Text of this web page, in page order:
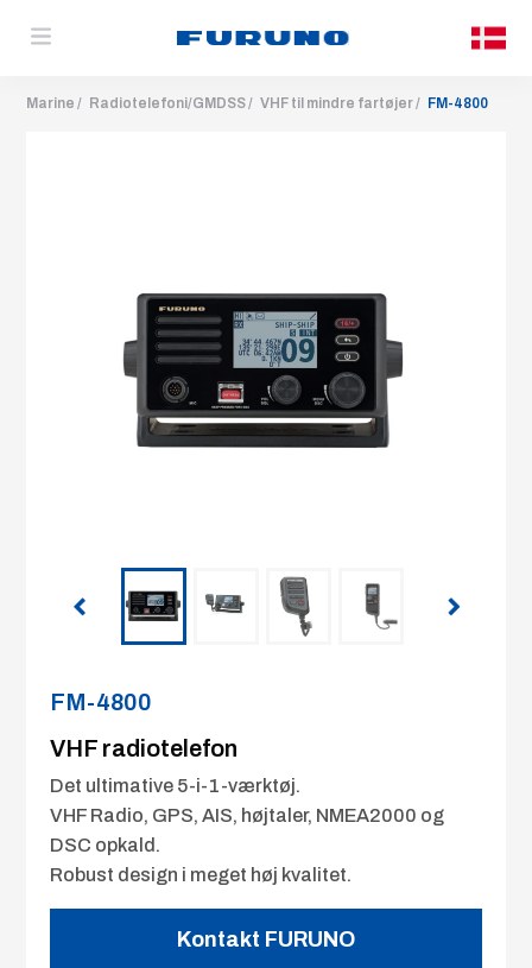
Marine Radiotelefoni/GMDSS VHF til mindre fartøjer FM-4800
FM-4800
VHF radiotelefon
Det ultimative 5-i-1-værktøj.
VHF Radio, GPS, AIS, højtaler, NMEA2000 og
DSC opkald.
Robust design i meget høj kvalitet.
Kontakt FURUNO